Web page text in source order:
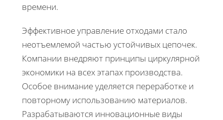
времени.
Эффективное управление отходами стало
неотъемлемой частью устойчивых цепочек.
Компании внедряют принципы циркулярной
экономики на всех этапах производства.
Особое внимание уделяется переработке и
повторному использованию материалов.
Разрабатываются инновационные виды